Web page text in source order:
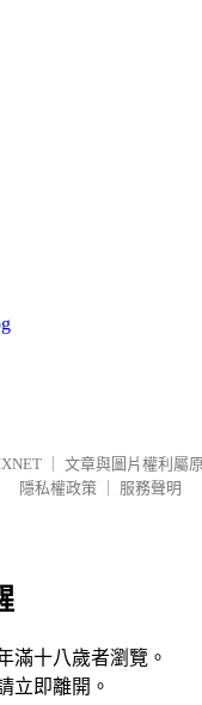
文章與圖片權利屬
隱私權政策
服務聲明
滿十八歲者瀏覽。
立即離開。